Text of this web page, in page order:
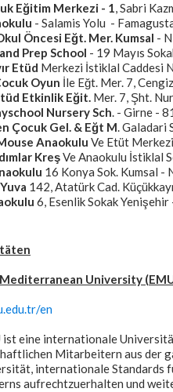
Eğitim Merkezi - 1, Sabri
- Salamis Yolu -
Öncesi Eğt. Mer. Kumsal -
Prep School - 19 Mayıs
Etüd Merkezi İstiklal Caddesi
Oyun İle Eğt. Mer. 7,
Etkinlik Eğit. Mer. 7, Şht.
Nursery Sch. - Girne -
Çocuk Gel. & Eğt M. Galadari
Anaokulu Ve Etüt
KreşVe Anaokulu İstiklal
16 Konya Sok. Kumsal
142, Atatürk Cad.
6, Esenlik Sokak
University
en
ist eine internationale
Mitarbeitern aus der
internationale Standards
aufrechtzuerhalten und